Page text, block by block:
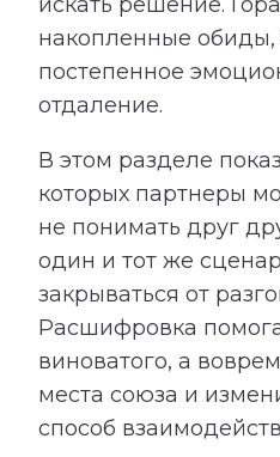
накопленные
постепенное
отдаление.
В этом разделе
которых партнеры
не понимать друг
один и тот же
закрываться от
Расшифровка
виноватого, а
места союза и
способ